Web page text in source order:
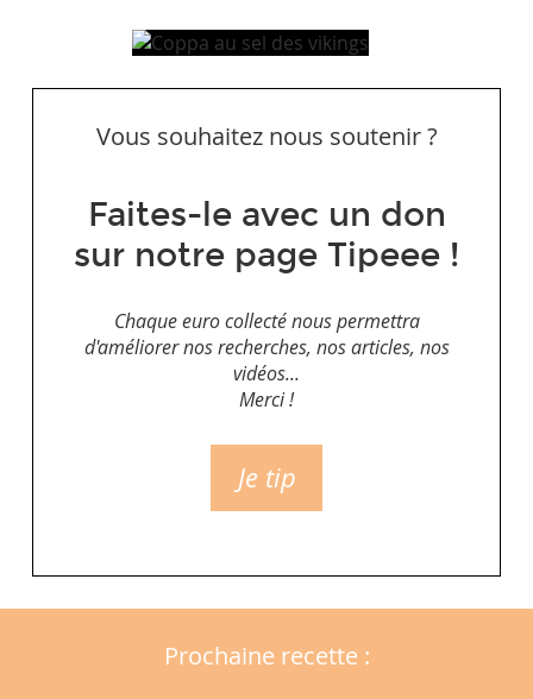
Vous souhaitez nous soutenir ?
Faites-le avec un don
sur notre page Tipeee !
Chaque euro collecté nous permettra
d'améliorer nos recherches, nos articles, nos
vidéos...
Merci !
Je tip
Prochaine recette :